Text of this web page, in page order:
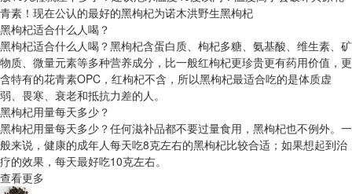
青素！现在公认的最好的黑枸杞为诺木洪野生黑枸杞
黑枸杞适合什么人喝？
黑枸杞适合什么人喝？黑枸杞含蛋白质、枸杞多糖、氨基酸、维生素、矿
物质、微量元素等多种营养成分，比一般红枸杞更珍贵更有药用价值，更
含特有的花青素OPC，红枸杞不含，所以黑枸杞最适合吃的是体质虚
弱、畏寒、衰老和抵抗力差的人。
黑枸杞用量每天多少？
黑枸杞用量每天多少？任何滋补品都不要过量食用，黑枸杞也不例外。一
般来说，健康的成年人每天吃8克左右的黑枸杞比较合适；如果想起到治
疗的效果，每天最好吃10克左右。
查看更多